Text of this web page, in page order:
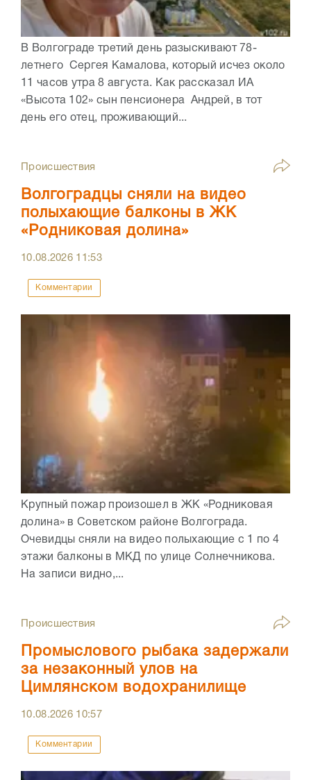
В Волгограде третий день разыскивают 78-
летнего Сергея Камалова, который исчез около
11 часов утра 8 августа. Как рассказал ИА
«Высота 102» сын пенсионера Андрей, в тот
день его отец, проживающий...
Происшествия
Волгоградцы сняли на видео
полыхающие балконы в ЖК
«Родниковая долина»
10.08.2026 11:53
Комментарии
Крупный пожар произошел в ЖК «Родниковая
долина» в Советском районе Волгограда.
Очевидцы сняли на видео полыхающие с 1 по 4
этажи балконы в МКД по улице Солнечникова.
На записи видно,...
Происшествия
Промыслового рыбака задержали
за незаконный улов на
Цимлянском водохранилище
10.08.2026 10:57
Комментарии